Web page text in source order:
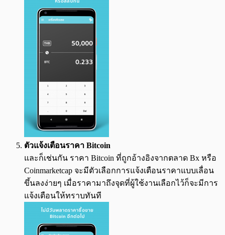
ตัวแจ้งเตือนราคา Bitcoin
และก็เช่นกัน ราคา Bitcoin ที่ถูกอ้างอิงจากตลาด Bx หรือ
Coinmarketcap จะมีตัวเลือกการแจ้งเตือนราคาแบบเลื่อน
ขึ้นลงง่ายๆ เมื่อราคามาถึงจุดที่ผู้ใช้งานเลือกไว้ก็จะมีการ
แจ้งเตือนให้ทราบทันที